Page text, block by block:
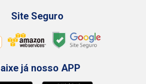
Site Seguro
já nosso APP